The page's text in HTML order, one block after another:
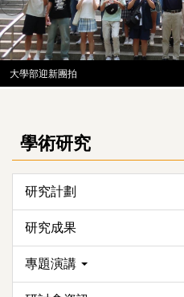
大學部迎新團拍
學術研究
研究計劃
研究成果
專題演講